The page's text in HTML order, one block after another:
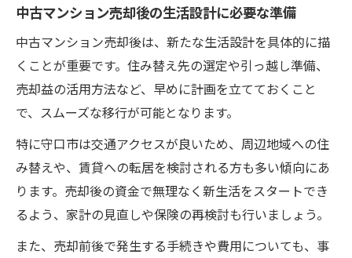
中古マンション売却後の生活設計に必要な準備
中古マンション売却後は、新たな生活設計を具体的に描
くことが重要です。住み替え先の選定や引っ越し準備、
売却益の活用方法など、早めに計画を立てておくこと
で、スムーズな移行が可能となります。
特に守口市は交通アクセスが良いため、周辺地域への住
み替えや、賃貸への転居を検討される方も多い傾向にあ
ります。売却後の資金で無理なく新生活をスタートでき
るよう、家計の見直しや保険の再検討も行いましょう。
また、売却前後で発生する手続きや費用についても、事